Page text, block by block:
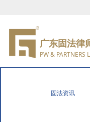
广东固法律
PW & PARTNERS
固法资讯